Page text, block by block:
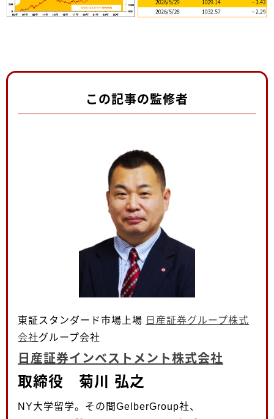
この記事の監修者
東証スタンダード市場上場 日産証券グループ株式
会社グループ会社
日産証券インベストメント株式会社
取締役 菊川 弘之
NY大学留学。その間GelberGroup社、